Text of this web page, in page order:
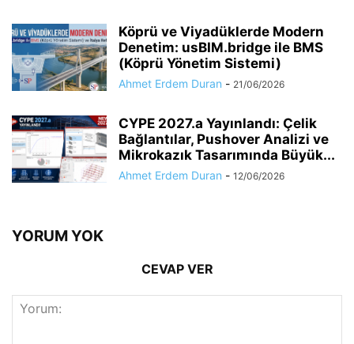
Köprü ve Viyadüklerde Modern
Denetim: usBIM.bridge ile BMS
(Köprü Yönetim Sistemi)
Ahmet Erdem Duran - 21/06/2026
CYPE 2027.a Yayınlandı: Çelik
Bağlantılar, Pushover Analizi ve
Mikrokazık Tasarımında Büyük...
Ahmet Erdem Duran - 12/06/2026
YORUM YOK
CEVAP VER